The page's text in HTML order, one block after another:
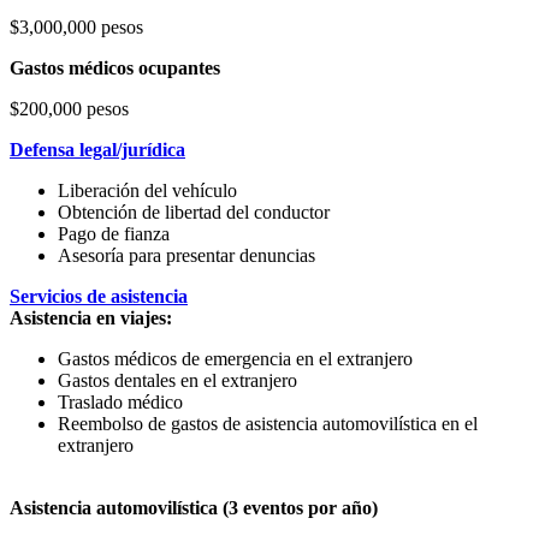
$3,000,000 pesos
Gastos médicos ocupantes
$200,000 pesos
Defensa legal/jurídica
Liberación del vehículo
Obtención de libertad del conductor
Pago de fianza
Asesoría para presentar denuncias
Servicios de asistencia
Asistencia en viajes:
Gastos médicos de emergencia en el extranjero
Gastos dentales en el extranjero
Traslado médico
Reembolso de gastos de asistencia automovilística en el
extranjero
Asistencia automovilística (3 eventos por año)